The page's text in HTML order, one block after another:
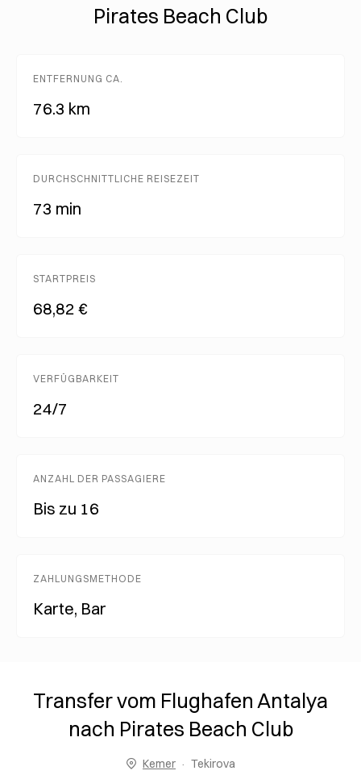
Pirates Beach Club
ENTFERNUNG CA.
76.3 km
DURCHSCHNITTLICHE REISEZEIT
73 min
STARTPREIS
68,82 €
VERFÜGBARKEIT
24/7
ANZAHL DER PASSAGIERE
Bis zu 16
ZAHLUNGSMETHODE
Karte, Bar
Transfer vom Flughafen Antalya
nach Pirates Beach Club
Kemer Tekirova